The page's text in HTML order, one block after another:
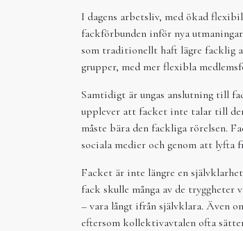
I dagens arbetsliv, med ökad
fackförbunden inför nya
som traditionellt haft lägre facklig
grupper, med mer flexibla
Samtidigt är ungas anslutning till
upplever att facket inte talar till
måste bära den fackliga rörelsen.
sociala medier och genom att lyfta
Facket är inte längre en
fack skulle många av de
– vara långt ifrån självklara. Även
eftersom kollektivavtalen ofta